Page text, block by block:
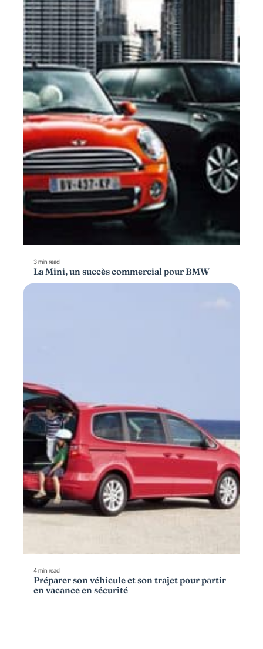
3 min read
La Mini, un succès commercial pour BMW
4 min read
Préparer son véhicule et son trajet pour partir
en vacance en sécurité